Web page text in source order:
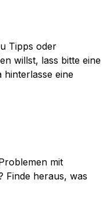
Tipps oder
willst, lass bitte eine
hinterlasse eine
mit
Finde heraus, was